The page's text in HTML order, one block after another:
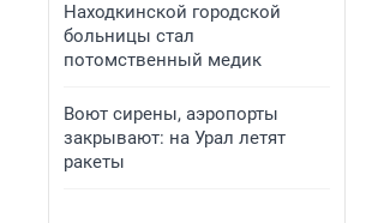
Находкинской городской
больницы стал
потомственный медик
Воют сирены, аэропорты
закрывают: на Урал летят
ракеты